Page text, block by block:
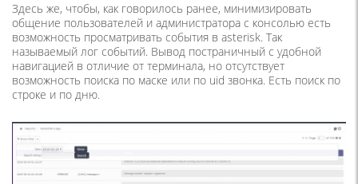
Здесь же, чтобы, как говорилось ранее, минимизировать
общение пользователей и администратора с консолью есть
возможность просматривать события в asterisk. Так
называемый лог событий. Вывод постраничный с удобной
навигацией в отличие от терминала, но отсутствует
возможность поиска по маске или по uid звонка. Есть поиск по
строке и по дню.